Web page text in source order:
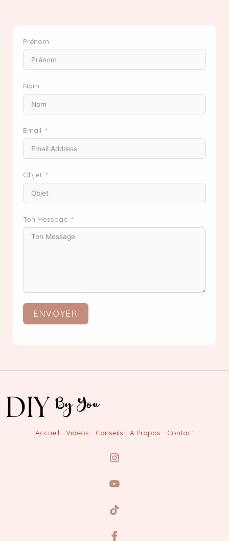
Prénom
Nom
Email
Objet
Ton Message
ENVOYER
Accueil - Vidéos - Conseils - A Propos - Contact